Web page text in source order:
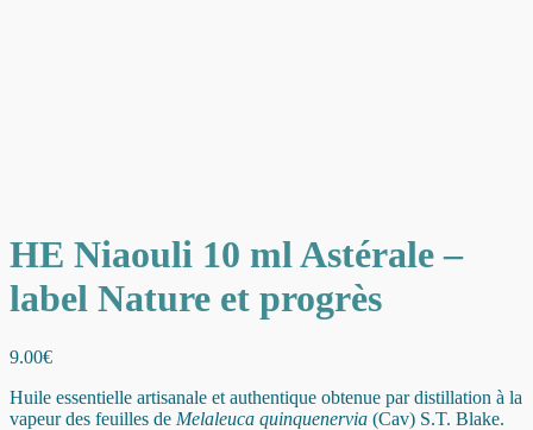
HE Niaouli 10 ml Astérale –
label Nature et progrès
9.00€
Huile essentielle artisanale et authentique obtenue par distillation à la
vapeur des feuilles de Melaleuca quinquenervia (Cav) S.T. Blake.